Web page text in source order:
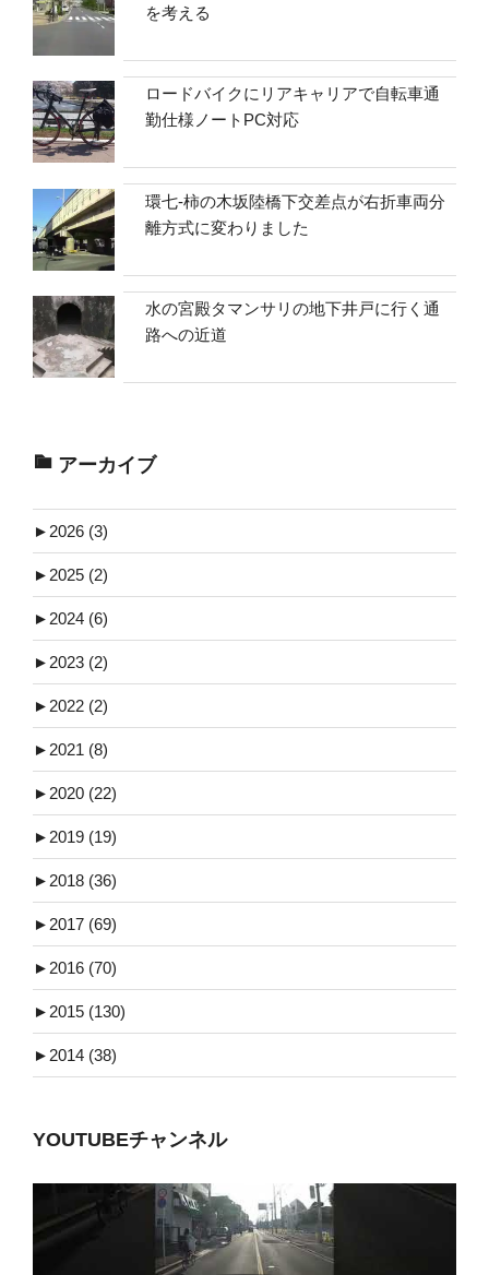
を考える
ロードバイクにリアキャリアで自転車通
勤仕様ノートPC対応
環七-柿の木坂陸橋下交差点が右折車両分
離方式に変わりました
水の宮殿タマンサリの地下井戸に行く通
路への近道
アーカイブ
► 2026 (3)
► 2025 (2)
► 2024 (6)
► 2023 (2)
► 2022 (2)
► 2021 (8)
► 2020 (22)
► 2019 (19)
► 2018 (36)
► 2017 (69)
► 2016 (70)
► 2015 (130)
► 2014 (38)
YOUTUBEチャンネル